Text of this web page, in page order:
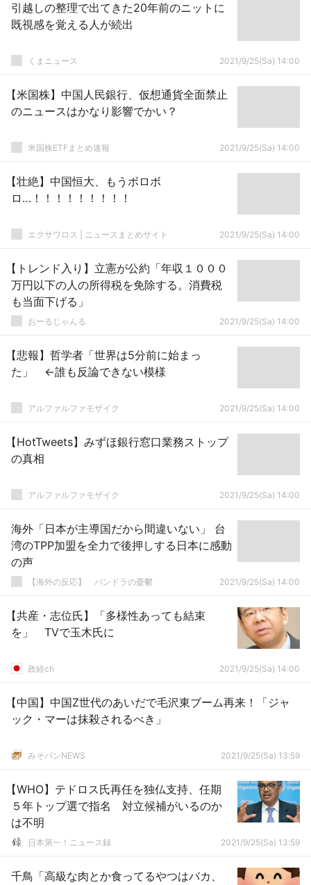
引越しの整理で出てきた20年前のニットに
既視感を覚える人が続出
くまニュース 2021/9/25(Sa) 14:00
【米国株】中国人民銀行、仮想通貨全面禁止
のニュースはかなり影響でかい？
米国株ETFまとめ速報 2021/9/25(Sa) 14:00
【壮絶】中国恒大、もうボロボ
ロ…！！！！！！！！！
エクサワロス | ニュースまとめサイト 2021/9/25(Sa) 14:00
【トレンド入り】立憲が公約「年収１０００
万円以下の人の所得税を免除する。消費税
も当面下げる」
おーるじゃんる 2021/9/25(Sa) 14:00
【悲報】哲学者「世界は5分前に始まっ
た」 ←誰も反論できない模様
アルファルファモザイク 2021/9/25(Sa) 14:00
【HotTweets】みずほ銀行窓口業務ストップ
の真相
アルファルファモザイク 2021/9/25(Sa) 14:00
海外「日本が主導国だから間違いない」 台
湾のTPP加盟を全力で後押しする日本に感動
の声
【海外の反応】 パンドラの憂鬱 2021/9/25(Sa) 14:00
【共産・志位氏】「多様性あっても結束
を」 TVで玉木氏に
政経ch 2021/9/25(Sa) 14:00
【中国】中国Z世代のあいだで毛沢東ブーム再来！「ジャ
ック・マーは抹殺されるべき」
みそパンNEWS 2021/9/25(Sa) 13:59
【WHO】テドロス氏再任を独仏支持、任期
５年トップ選で指名 対立候補がいるのか
は不明
日本第一！ニュース録 2021/9/25(Sa) 13:59
千鳥「高級な肉とか食ってるやつはバカ、